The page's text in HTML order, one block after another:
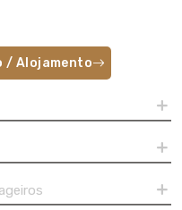
/ Alojamento